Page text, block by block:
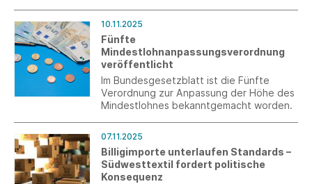
10.11.2025
Fünfte
Mindestlohnanpassungsverordnung
veröffentlicht
Im Bundesgesetzblatt ist die Fünfte
Verordnung zur Anpassung der Höhe des
Mindestlohnes bekanntgemacht worden.
07.11.2025
Billigimporte unterlaufen Standards –
Südwesttextil fordert politische
Konsequenz